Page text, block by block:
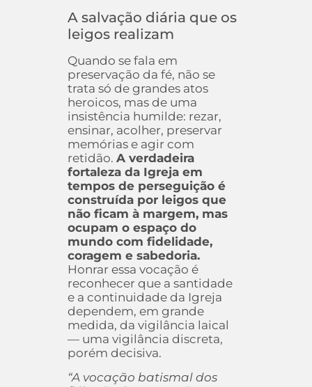
A salvação diária que os
leigos realizam
Quando se fala em
preservação da fé, não se
trata só de grandes atos
heroicos, mas de uma
insistência humilde: rezar,
ensinar, acolher, preservar
memórias e agir com
retidão.A verdadeira
fortaleza da Igreja em
tempos de perseguição é
construída por leigos que
não ficam à margem, mas
ocupam o espaço do
mundo com fidelidade,
coragem e sabedoria.
Honrar essa vocação é
reconhecer que a santidade
e a continuidade da Igreja
dependem, em grande
medida, da vigilância laical
— uma vigilância discreta,
porém decisiva.
“A vocação batismal dos